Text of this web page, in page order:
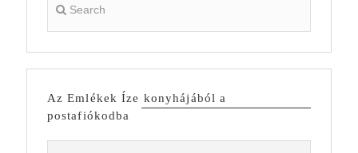
Az Emlékek Íze konyhájából a
postafiókodba